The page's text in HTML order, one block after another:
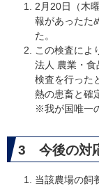
2月20日（木
報があったた
た。
この検査によ
法人 農業・
検査を行った
熱の患畜と確
※我が国唯一
3 今後の対
当該農場の飼